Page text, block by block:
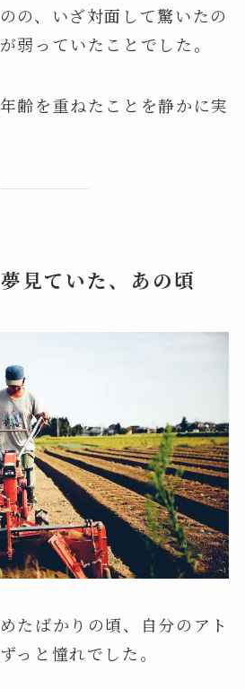
の、いざ対面して驚いたの
弱っていたことでした。
齢を重ねたことを静かに実
見ていた、あの頃
たばかりの頃、自分のアト
っと憧れでした。